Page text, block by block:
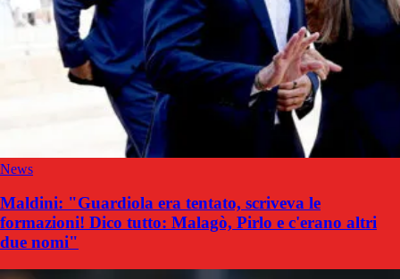
News
Maldini: "Guardiola era tentato, scriveva le
formazioni! Dico tutto: Malagò, Pirlo e c'erano altri
due nomi"